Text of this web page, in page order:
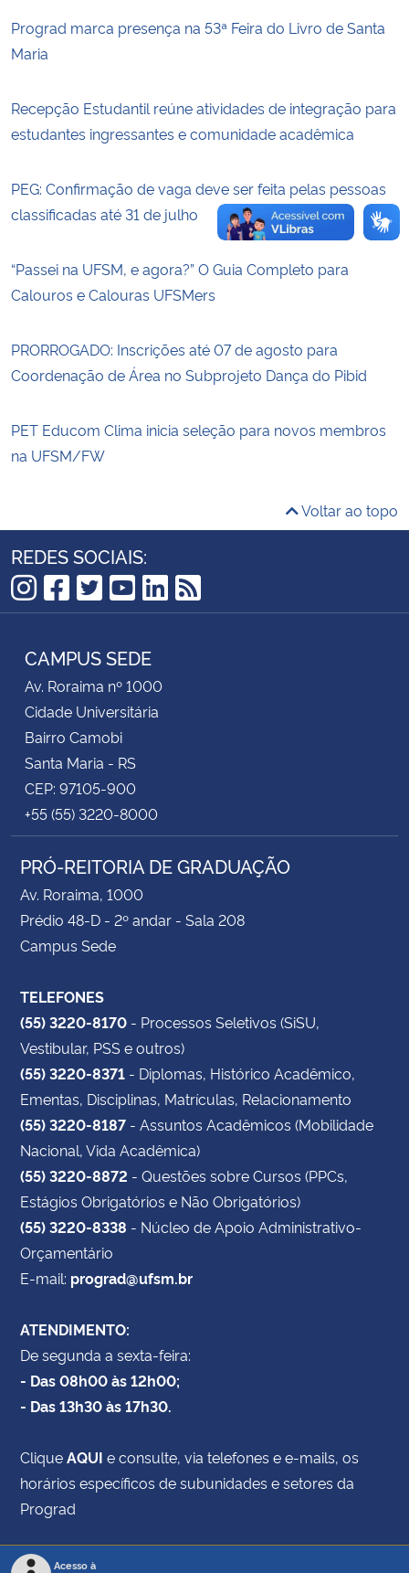
Prograd marca presença na 53ª Feira do Livro de Santa
Maria
Recepção Estudantil reúne atividades de integração para
estudantes ingressantes e comunidade acadêmica
PEG: Confirmação de vaga deve ser feita pelas pessoas
classificadas até 31 de julho
“Passei na UFSM, e agora?” O Guia Completo para
Calouros e Calouras UFSMers
PRORROGADO: Inscrições até 07 de agosto para
Coordenação de Área no Subprojeto Dança do Pibid
PET Educom Clima inicia seleção para novos membros
na UFSM/FW
Voltar ao topo
REDES SOCIAIS:
Instagram
Facebook
Twitter
YouTube
LinkedIn
RSS
CAMPUS SEDE
Av. Roraima nº 1000
Cidade Universitária
Bairro Camobi
Santa Maria - RS
CEP: 97105-900
+55 (55) 3220-8000
PRÓ-REITORIA DE GRADUAÇÃO
Av. Roraima, 1000
Prédio 48-D - 2º andar - Sala 208
Campus Sede
TELEFONES
(55) 3220-8170 - Processos Seletivos (SiSU,
Vestibular, PSS e outros)
(55) 3220-8371 - Diplomas, Histórico Acadêmico,
Ementas, Disciplinas, Matrículas, Relacionamento
(55) 3220-8187 - Assuntos Acadêmicos (Mobilidade
Nacional, Vida Acadêmica)
(55) 3220-8872 - Questões sobre Cursos (PPCs,
Estágios Obrigatórios e Não Obrigatórios)
(55) 3220-8338 - Núcleo de Apoio Administrativo-
Orçamentário
E-mail: prograd@ufsm.br
ATENDIMENTO:
De segunda a sexta-feira:
- Das 08h00 às 12h00;
- Das 13h30 às 17h30.
CliqueAQUI e consulte, via telefones e e-mails, os
horários específicos de subunidades e setores da
Prograd
Acesso à